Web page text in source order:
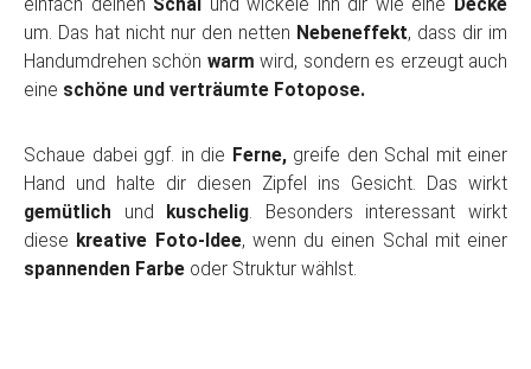
einfach deinen Schal und wickele ihn dir wie eine
Decke
um. Das hat nicht nur den netten Nebeneffekt, dass dir im
Handumdrehen schön warm wird, sondern es erzeugt auch
eine schöne und verträumte Fotopose.
Schaue dabei ggf. in die Ferne, greife den Schal mit einer
Hand und halte dir diesen Zipfel ins Gesicht. Das wirkt
gemütlich und kuschelig. Besonders interessant wirkt
diese kreative Foto-Idee, wenn du einen Schal mit einer
spannenden Farbe oder Struktur wählst.